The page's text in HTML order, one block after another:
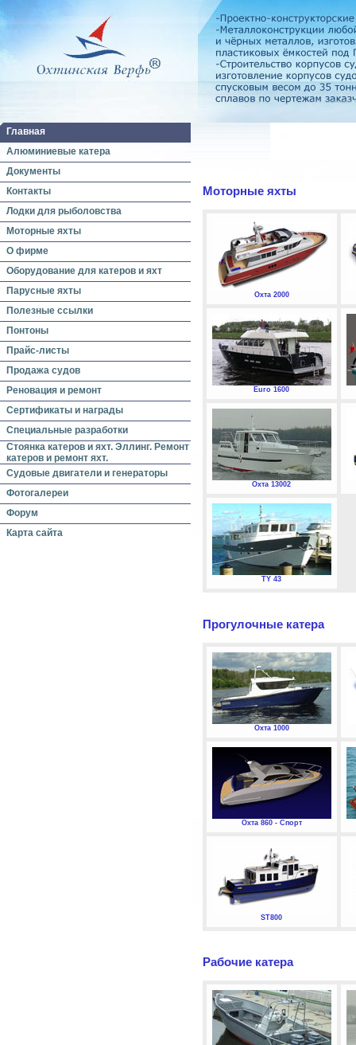
Главная
Алюминиевые катера
Документы
Контакты
Лодки для рыболовства
Моторные яхты
О фирме
Оборудование для катеров и яхт
Парусные яхты
Полезные ссылки
Понтоны
Прайс-листы
Продажа судов
Реновация и ремонт
Сертификаты и награды
Специальные разработки
Стоянка катеров и яхт. Эллинг. Ремонт
катеров и ремонт яхт.
Судовые двигатели и генераторы
Фотогалереи
Форум
Карта сайта
Моторные яхты
Охта 2000
Euro 1600
Охта 13002
TY 43
Прогулочные катера
Охта 1000
Охта 860 - Спорт
ST800
Рабочие катера